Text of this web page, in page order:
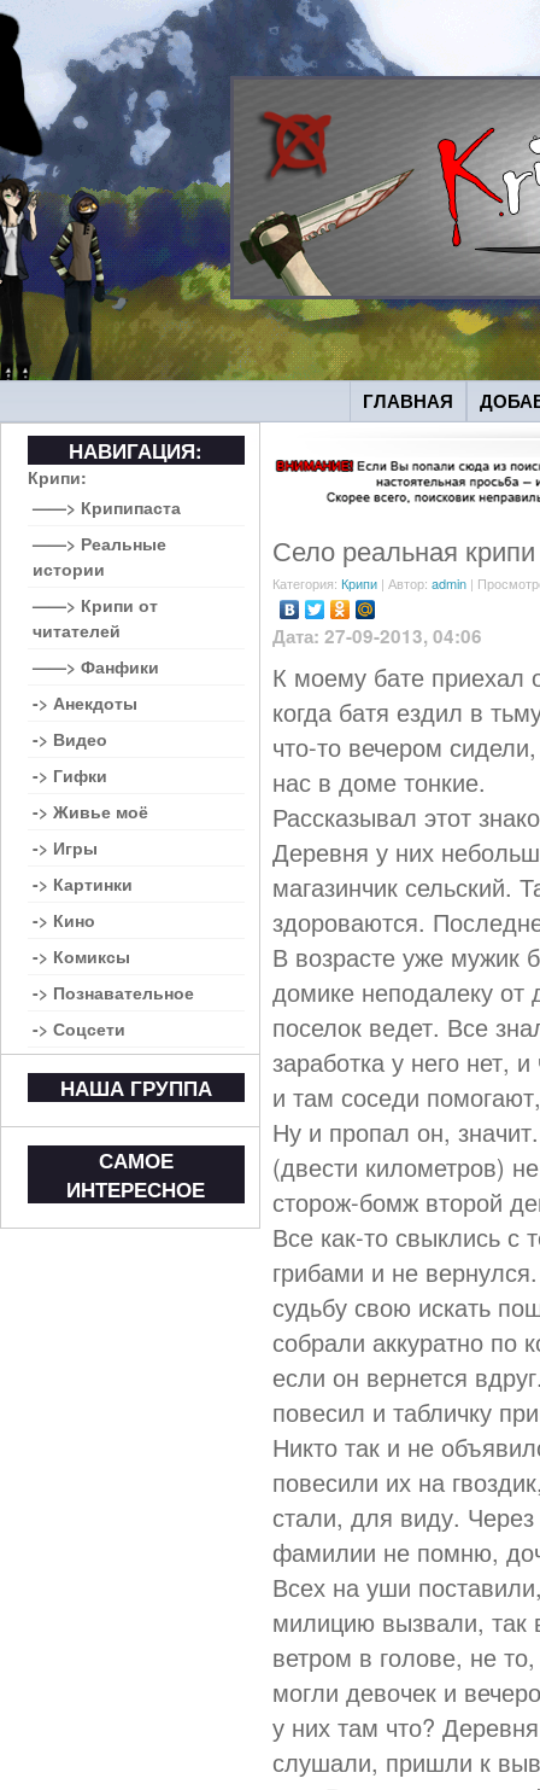
ГЛАВНАЯ
Село реальная
Категория: Крипи | Автор: admin |
Дата: 27-09-2013, 04:06
К моему бате приехал
когда батя ездил в
что-то вечером
нас в доме тонкие.
Рассказывал этот
Деревня у них
магазинчик сельский.
здороваются.
В возрасте уже мужик
домике неподалеку от
поселок ведет. Все
заработка у него нет,
и там соседи
Ну и пропал он,
(двести километров)
сторож-бомж второй
Все как-то свыклись с
грибами и не
судьбу свою искать
собрали аккуратно по
если он вернется
повесил и табличку
Никто так и не
повесили их на
стали, для виду.
фамилии не помню,
Всех на уши
милицию вызвали, так
ветром в голове, не
могли девочек и
у них там что?
слушали, пришли к
НАВИГАЦИЯ:
Крипи:
——> Крипипаста
——> Реальные
истории
——> Крипи от
читателей
——> Фанфики
-> Анекдоты
-> Видео
-> Гифки
-> Живье моё
-> Игры
-> Картинки
-> Кино
-> Комиксы
-> Познавательное
-> Соцсети
НАША ГРУППА
САМОЕ
ИНТЕРЕСНОЕ